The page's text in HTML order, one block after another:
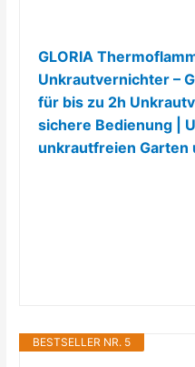
GLORIA
Unkrautvernichter –
für bis zu 2h
sichere Bedienung |
unkrautfreien Garten
BESTSELLER NR. 5